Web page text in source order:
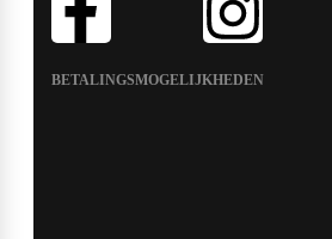
BETALINGSMOGELIJKHEDEN